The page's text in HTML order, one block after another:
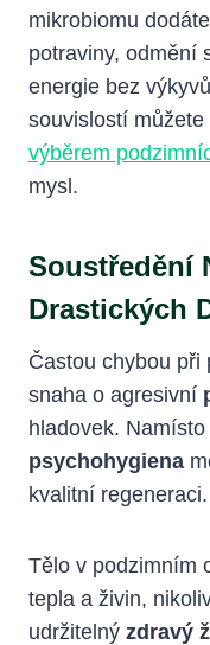
mikrobiomu
potraviny, odmění
energie bez
souvislostí
výběrem
mysl.
Soustředění
Drastických
Častou chybou při
snaha o agresivní
hladovek.
psychohygiena
kvalitní regeneraci.
Tělo v podzimním
tepla a živin,
udržitelný zdravý